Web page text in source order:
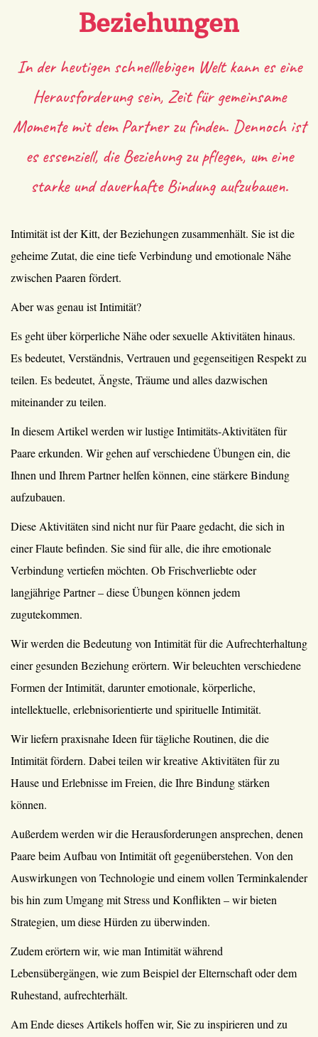
Beziehungen
In der heutigen schnelllebigen Welt kann es eine
Herausforderung sein, Zeit für gemeinsame
Momente mit dem Partner zu finden. Dennoch ist
es essenziell, die Beziehung zu pflegen, um eine
starke und dauerhafte Bindung aufzubauen.
Intimität ist der Kitt, der Beziehungen zusammenhält. Sie ist die
geheime Zutat, die eine tiefe Verbindung und emotionale Nähe
zwischen Paaren fördert.
Aber was genau ist Intimität?
Es geht über körperliche Nähe oder sexuelle Aktivitäten hinaus.
Es bedeutet, Verständnis, Vertrauen und gegenseitigen Respekt zu
teilen. Es bedeutet, Ängste, Träume und alles dazwischen
miteinander zu teilen.
In diesem Artikel werden wir lustige Intimitäts-Aktivitäten für
Paare erkunden. Wir gehen auf verschiedene Übungen ein, die
Ihnen und Ihrem Partner helfen können, eine stärkere Bindung
aufzubauen.
Diese Aktivitäten sind nicht nur für Paare gedacht, die sich in
einer Flaute befinden. Sie sind für alle, die ihre emotionale
Verbindung vertiefen möchten. Ob Frischverliebte oder
langjährige Partner – diese Übungen können jedem
zugutekommen.
Wir werden die Bedeutung von Intimität für die Aufrechterhaltung
einer gesunden Beziehung erörtern. Wir beleuchten verschiedene
Formen der Intimität, darunter emotionale, körperliche,
intellektuelle, erlebnisorientierte und spirituelle Intimität.
Wir liefern praxisnahe Ideen für tägliche Routinen, die die
Intimität fördern. Dabei teilen wir kreative Aktivitäten für zu
Hause und Erlebnisse im Freien, die Ihre Bindung stärken
können.
Außerdem werden wir die Herausforderungen ansprechen, denen
Paare beim Aufbau von Intimität oft gegenüberstehen. Von den
Auswirkungen von Technologie und einem vollen Terminkalender
bis hin zum Umgang mit Stress und Konflikten – wir bieten
Strategien, um diese Hürden zu überwinden.
Zudem erörtern wir, wie man Intimität während
Lebensübergängen, wie zum Beispiel der Elternschaft oder dem
Ruhestand, aufrechterhält.
Am Ende dieses Artikels hoffen wir, Sie zu inspirieren und zu